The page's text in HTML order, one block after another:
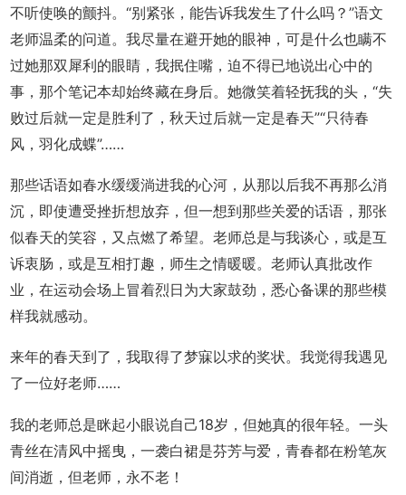
不听使唤的颤抖。“别紧张，能告诉我发生了什么吗？”语文
老师温柔的问道。我尽量在避开她的眼神，可是什么也瞒不
过她那双犀利的眼睛，我抿住嘴，迫不得已地说出心中的
事，那个笔记本却始终藏在身后。她微笑着轻抚我的头，“失
败过后就一定是胜利了，秋天过后就一定是春天”“只待春
风，羽化成蝶”……
那些话语如春水缓缓淌进我的心河，从那以后我不再那么消
沉，即使遭受挫折想放弃，但一想到那些关爱的话语，那张
似春天的笑容，又点燃了希望。老师总是与我谈心，或是互
诉衷肠，或是互相打趣，师生之情暖暖。老师认真批改作
业，在运动会场上冒着烈日为大家鼓劲，悉心备课的那些模
样我就感动。
来年的春天到了，我取得了梦寐以求的奖状。我觉得我遇见
了一位好老师……
我的老师总是眯起小眼说自己18岁，但她真的很年轻。一头
青丝在清风中摇曳，一袭白裙是芬芳与爱，青春都在粉笔灰
间消逝，但老师，永不老！